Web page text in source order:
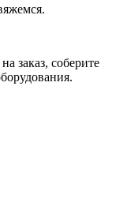
заказ, соберите